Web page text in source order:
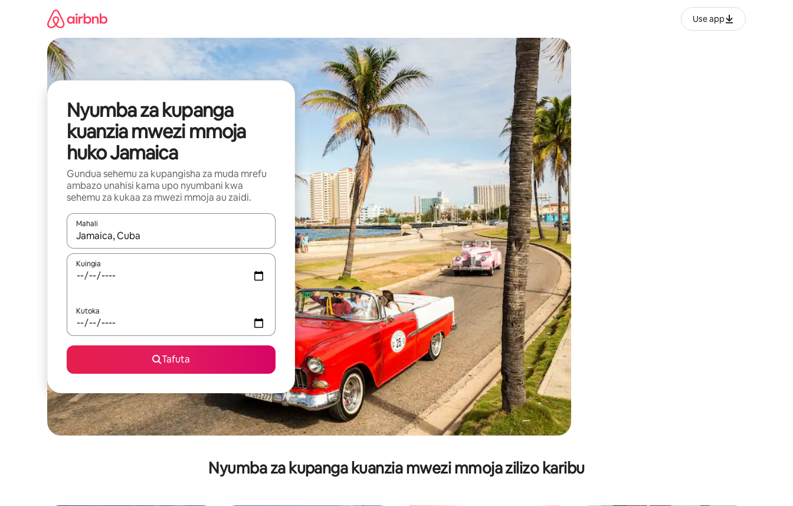
Use app
Nyumba za kupanga
kuanzia mwezi mmoja
huko Jamaica
Gundua sehemu za kupangisha za muda mrefu
ambazo unahisi kama upo nyumbani kwa
sehemu za kukaa za mwezi mmoja au zaidi.
Mahali
Wakati matokeo yanapatikana, vinjari kwa kutumia vitufe vya vishale vya juu na chini au uchunguze kwa kugusa au kutelezesha kidole kwenye ishara.
Kuingia
Kutoka
Tafuta
Nyumba za kupanga kuanzia mwezi mmoja zilizo karibu